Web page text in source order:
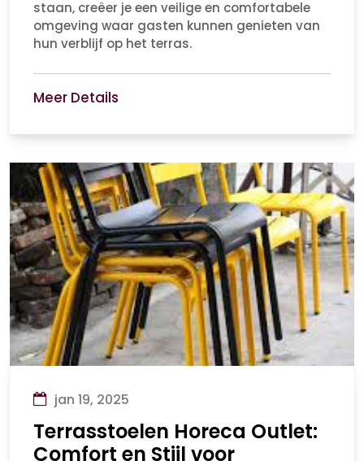
staan, creëer je een veilige en comfortabele
omgeving waar gasten kunnen genieten van
hun verblijf op het terras.
Meer Details
jan 19, 2025
Terrasstoelen Horeca Outlet:
Comfort en Stijl voor